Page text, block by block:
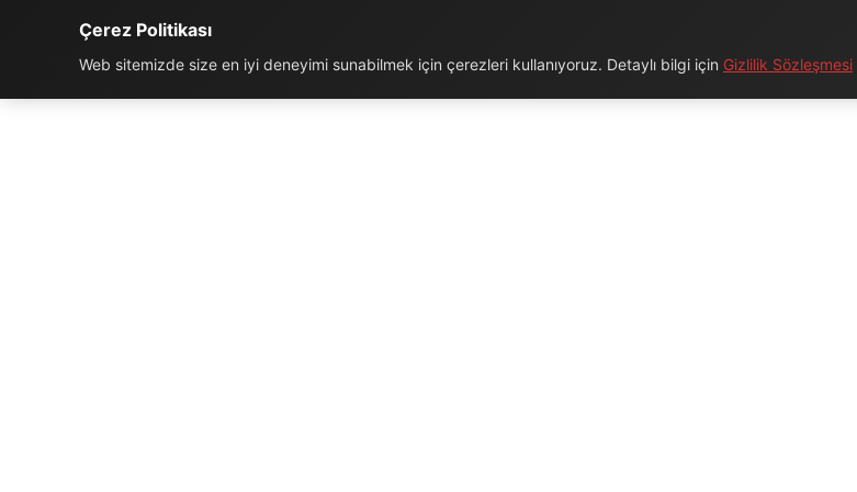
Çerez Politikası
Web sitemizde size en iyi deneyimi sunabilmek için çerezleri kullanıyoruz. Detaylı bilgi için Gizlilik Sözleşmesi